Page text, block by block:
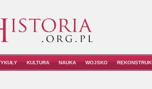
KULTURA NAUKA WOJSKO